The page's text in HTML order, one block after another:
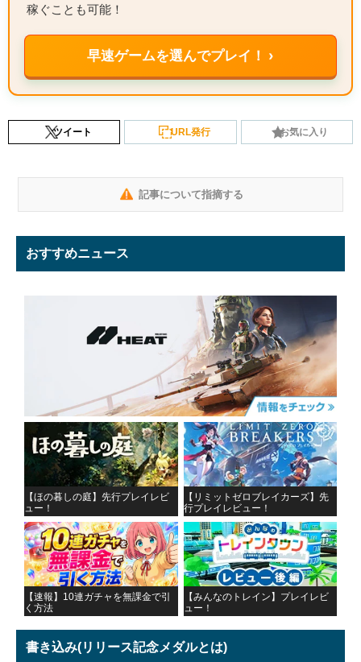
稼ぐことも可能！
早速ゲームを選んでプレイ！ ›
ツイート URL発行 お気に入り
記事について指摘する
おすすめニュース
【ほの暮しの庭】先行プレイレビ
ュー！
【リミットゼロブレイカーズ】先
行プレイレビュー！
【速報】10連ガチャを無課金で引
く方法
【みんなのトレイン】プレイレビ
ュー！
書き込み(リリース記念メダルとは)